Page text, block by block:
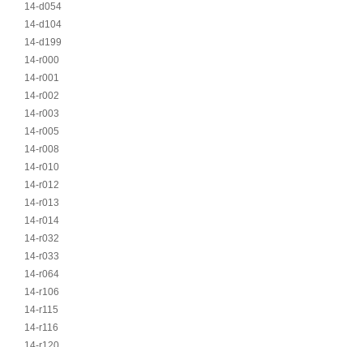
14-d054
14-d104
14-d199
14-r000
14-r001
14-r002
14-r003
14-r005
14-r008
14-r010
14-r012
14-r013
14-r014
14-r032
14-r033
14-r064
14-r106
14-r115
14-r116